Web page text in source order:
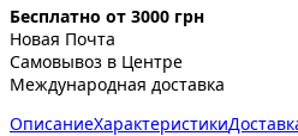
Бесплатно от 3000 грн
Новая Почта
Самовывоз в Центре
Международная доставка
ОписаниеХарактеристики